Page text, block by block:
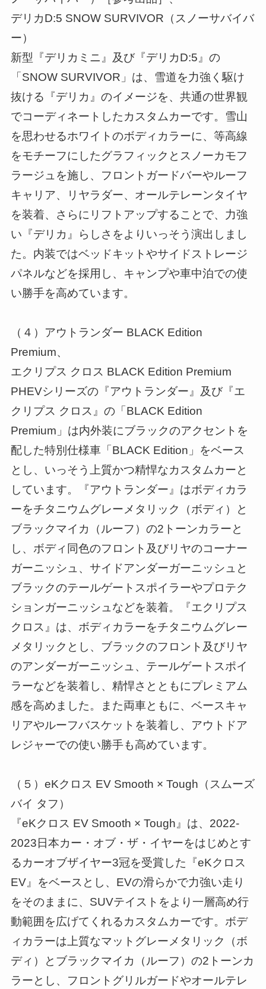
デリカD:5 SNOW SURVIVOR（スノーサバイバ
ー）
新型『デリカミニ』及び『デリカD:5』の
「SNOW SURVIVOR」は、雪道を力強く駆け
抜ける『デリカ』のイメージを、共通の世界観
でコーディネートしたカスタムカーです。雪山
を思わせるホワイトのボディカラーに、等高線
をモチーフにしたグラフィックとスノーカモフ
ラージュを施し、フロントガードバーやルーフ
キャリア、リヤラダー、オールテレーンタイヤ
を装着、さらにリフトアップすることで、力強
い『デリカ』らしさをよりいっそう演出しまし
た。内装ではベッドキットやサイドストレージ
パネルなどを採用し、キャンプや車中泊での使
い勝手を高めています。
（４）アウトランダー BLACK Edition
Premium、
エクリプス クロス BLACK Edition Premium
PHEVシリーズの『アウトランダー』及び『エ
クリプス クロス』の「BLACK Edition
Premium」は内外装にブラックのアクセントを
配した特別仕様車「BLACK Edition」をベース
とし、いっそう上質かつ精悍なカスタムカーと
しています。『アウトランダー』はボディカラ
ーをチタニウムグレーメタリック（ボディ）と
ブラックマイカ（ルーフ）の2トーンカラーと
し、ボディ同色のフロント及びリヤのコーナー
ガーニッシュ、サイドアンダーガーニッシュと
ブラックのテールゲートスポイラーやプロテク
ションガーニッシュなどを装着。『エクリプス
クロス』は、ボディカラーをチタニウムグレー
メタリックとし、ブラックのフロント及びリヤ
のアンダーガーニッシュ、テールゲートスポイ
ラーなどを装着し、精悍さとともにプレミアム
感を高めました。また両車ともに、ベースキャ
リアやルーフバスケットを装着し、アウトドア
レジャーでの使い勝手も高めています。
（５）eKクロス EV Smooth × Tough（スムーズ
バイ タフ）
『eKクロス EV Smooth × Tough』は、2022-
2023日本カー・オブ・ザ・イヤーをはじめとす
るカーオブザイヤー3冠を受賞した『eKクロス
EV』をベースとし、EVの滑らかで力強い走り
をそのままに、SUVテイストをより一層高め行
動範囲を広げてくれるカスタムカーです。ボデ
ィカラーは上質なマットグレーメタリック（ボ
ディ）とブラックマイカ（ルーフ）の2トーンカ
ラーとし、フロントグリルガードやオールテレ